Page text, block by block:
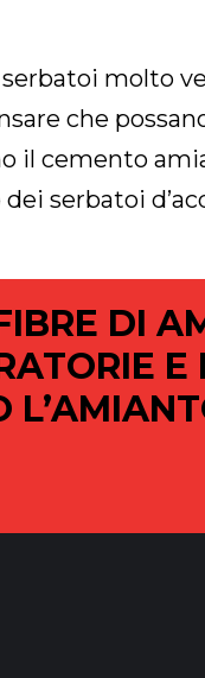
molto
che
il cemento
serbatoi
DI